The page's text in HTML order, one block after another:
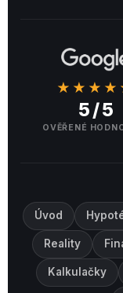
5 / 5
OVĚŘENÉ
Úvod
Reality
Kalkulačky